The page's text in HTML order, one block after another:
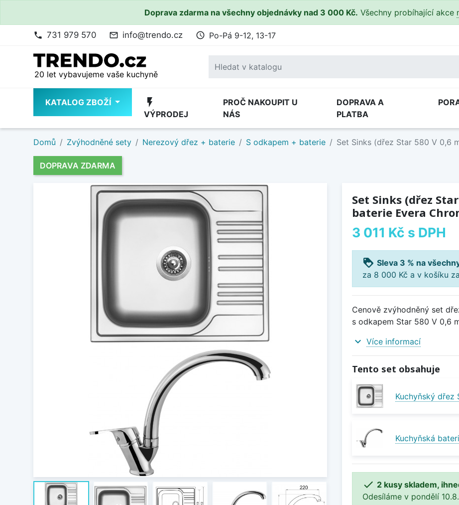
Doprava zdarma na všechny objednávky nad 3 000 Kč. Všechny probíhající akce
phone 731 979 570 mail_outline info@trendo.cz access_time Po-Pá 9-12, 13-17
20 let vybavujeme vaše kuchyně
KATALOG ZBOŽÍ flash_on
VÝPRODEJ
PROČ NAKOUPIT U
NÁS
DOPRAVA A
PLATBA
Domů Zvýhodněné sety Nerezový dřez + baterie S odkapem + baterie Set Sinks (dřez Star 580 V 0,6
DOPRAVA ZDARMA
Set Sinks (dřez
baterie Evera
3 011 Kč s DPH
loyalty Sleva 3 % na
za 8 000 Kč a v košíku
Cenově zvýhodněný set
s odkapem Star 580 V 0,6
expand_more Více informací
Tento set obsahuje
Kuchyňský dřez
Kuchyňská
 2 kusy skladem,
Odesíláme v pondělí